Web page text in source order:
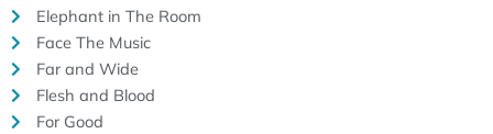
Elephant in The Room
Face The Music
Far and Wide
Flesh and Blood
For Good